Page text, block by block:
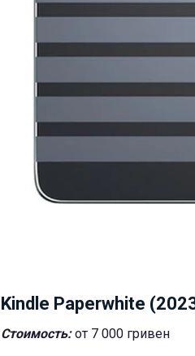
Kindle Paperwhite
Стоимость:от 7 000 гривен